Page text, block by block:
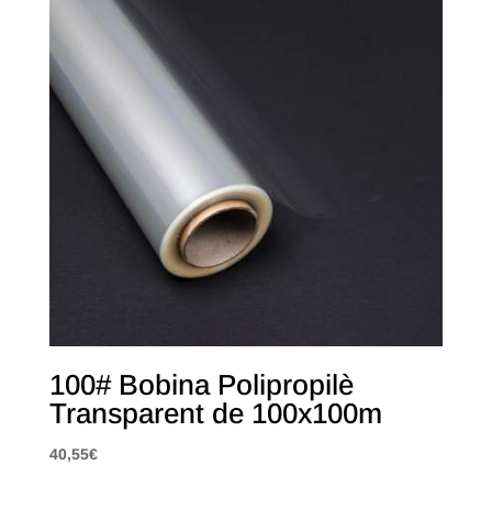
100# Bobina Polipropilè
Transparent de 100x100m
40,55€